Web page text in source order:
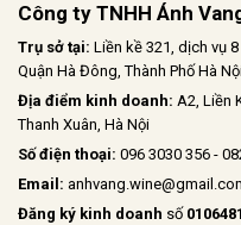
Công ty TNHH Ánh
Trụ sở tại: Liền kề 321, dịch vụ
Quận Hà Đông, Thành Phố Hà
Địa điểm kinh doanh: A2, Liền
Thanh Xuân, Hà Nội
Số điện thoại: 096 3030 356 -
Email:
Đăng ký kinh doanh số